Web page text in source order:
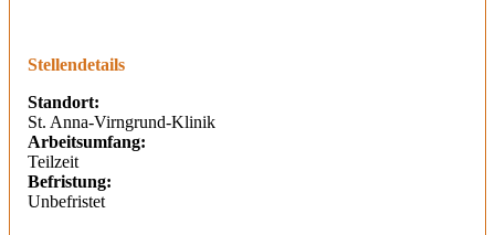
Stellendetails
Standort:
St. Anna-Virngrund-Klinik
Arbeitsumfang:
Teilzeit
Befristung:
Unbefristet